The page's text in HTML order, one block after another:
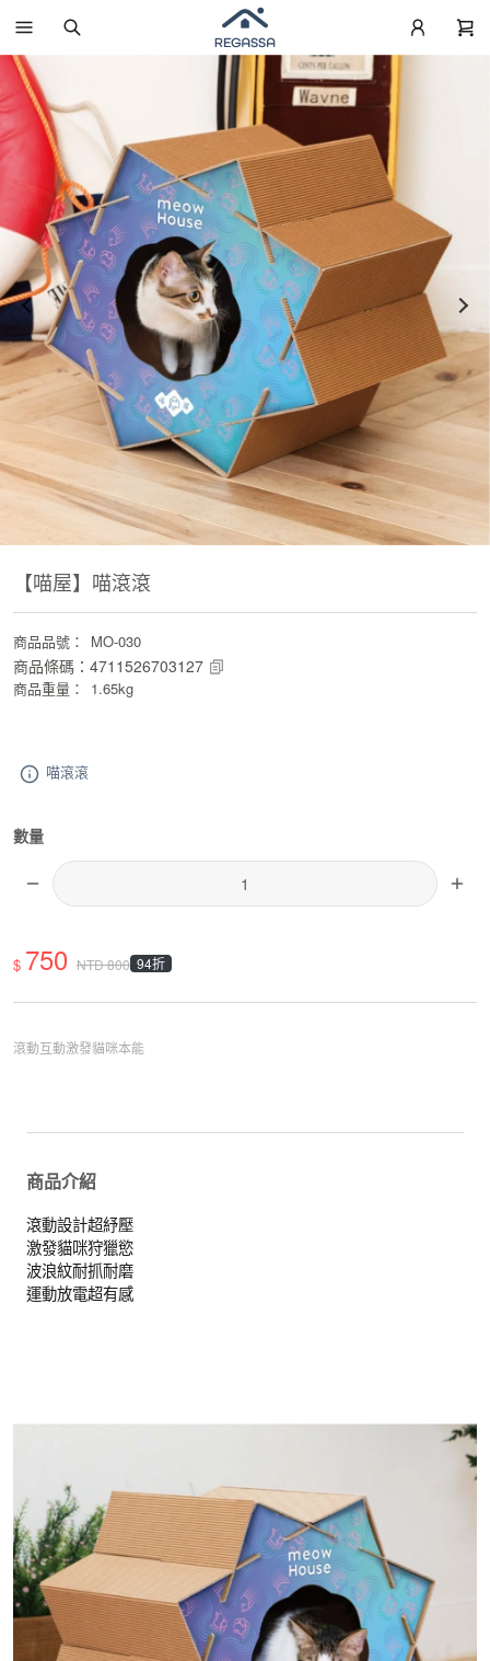
【喵屋】喵滾滾
商品品號 ： MO-030
商品條碼 ： 4711526703127
商品重量 ： 1.65kg
喵滾滾
數量
$ 750 NTD800 94折
滾動互動激發貓咪本能
商品介紹
滾動設計超紓壓
激發貓咪狩獵慾
波浪紋耐抓耐磨
運動放電超有感